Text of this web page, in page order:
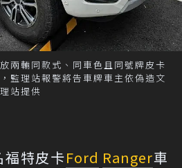
兩輛同款式、同車色且同號牌皮卡
監理站報警將告車牌車主依偽造文
站提供
福特皮卡Ford Ranger車